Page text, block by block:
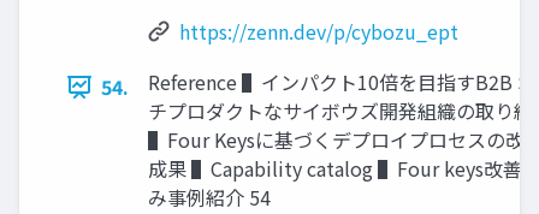
https://zenn.dev/p/cybozu_ept
54.
Reference ▌インパクト10倍を⽬指すB2B
チプロダクトなサイボウズ開発組織の取り組
▌Four Keysに基づくデプロイプロセスの改
成果 ▌Capability catalog ▌Four keys改善
み事例紹介 54